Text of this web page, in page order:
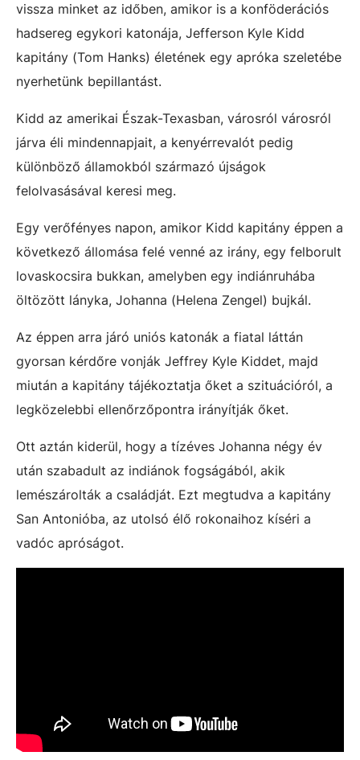
vissza minket az időben, amikor is a konföderációs
hadsereg egykori katonája, Jefferson Kyle Kidd
kapitány (Tom Hanks) életének egy apróka szeletébe
nyerhetünk bepillantást.
Kidd az amerikai Észak-Texasban, városról városról
járva éli mindennapjait, a kenyérrevalót pedig
különböző államokból származó újságok
felolvasásával keresi meg.
Egy verőfényes napon, amikor Kidd kapitány éppen a
következő állomása felé venné az irány, egy felborult
lovaskocsira bukkan, amelyben egy indiánruhába
öltözött lányka, Johanna (Helena Zengel) bujkál.
Az éppen arra járó uniós katonák a fiatal láttán
gyorsan kérdőre vonják Jeffrey Kyle Kiddet, majd
miután a kapitány tájékoztatja őket a szituációról, a
legközelebbi ellenőrzőpontra irányítják őket.
Ott aztán kiderül, hogy a tízéves Johanna négy év
után szabadult az indiánok fogságából, akik
lemészárolták a családját. Ezt megtudva a kapitány
San Antonióba, az utolsó élő rokonaihoz kíséri a
vadóc apróságot.